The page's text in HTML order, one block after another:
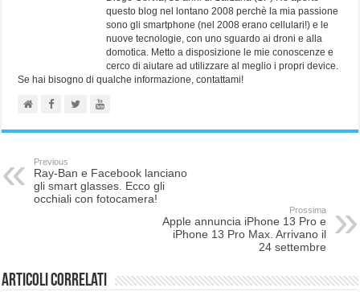
questo blog nel lontano 2008 perchè la mia passione
sono gli smartphone (nel 2008 erano cellulari!) e le
nuove tecnologie, con uno sguardo ai droni e alla
domotica. Metto a disposizione le mie conoscenze e
cerco di aiutare ad utilizzare al meglio i propri device.
Se hai bisogno di qualche informazione, contattami!
Previous
Ray-Ban e Facebook lanciano
gli smart glasses. Ecco gli
occhiali con fotocamera!
Prossima
Apple annuncia iPhone 13 Pro e
iPhone 13 Pro Max. Arrivano il
24 settembre
Articoli correlati